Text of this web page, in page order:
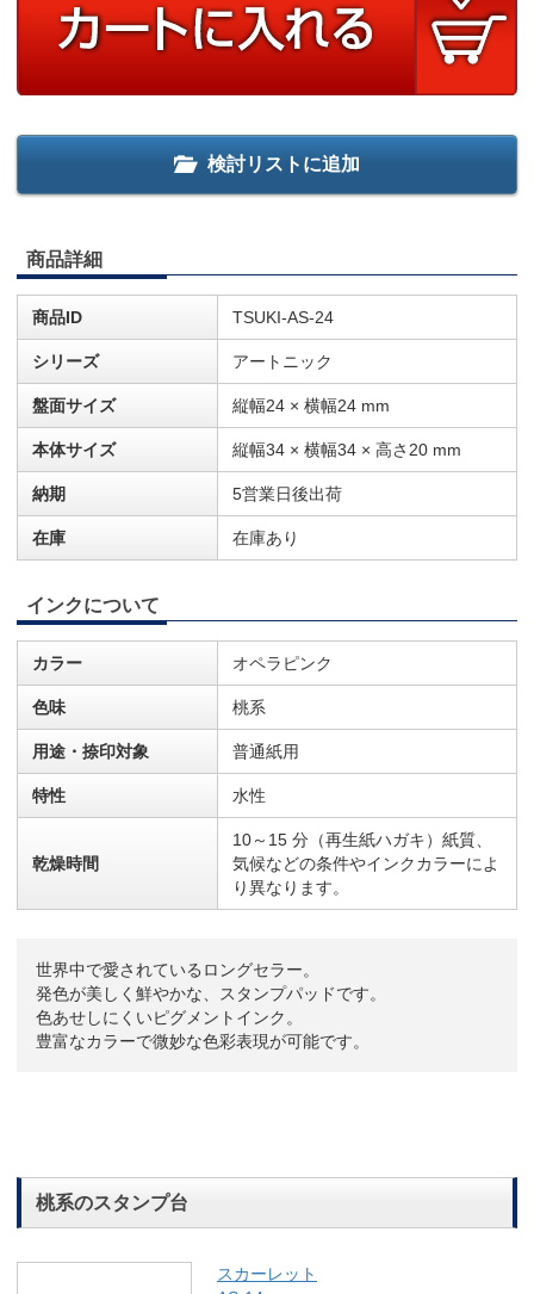
検討リストに追加
商品詳細
商品ID TSUKI-AS-24
シリーズ アートニック
盤面サイズ 縦幅24 × 横幅24 mm
本体サイズ 縦幅34 × 横幅34 × 高さ20 mm
納期 5営業日後出荷
在庫 在庫あり
インクについて
カラー オペラピンク
色味 桃系
用途・捺印対象 普通紙用
特性 水性
乾燥時間
10～15 分（再生紙ハガキ）紙質、
気候などの条件やインクカラーによ
り異なります。
世界中で愛されているロングセラー。
発色が美しく鮮やかな、スタンプパッドです。
色あせしにくいピグメントインク。
豊富なカラーで微妙な色彩表現が可能です。
桃系のスタンプ台
スカーレット